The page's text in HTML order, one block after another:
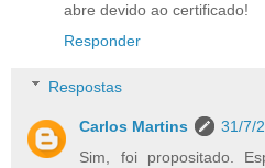
abre devido ao certificado!
Responder
Respostas
Carlos Martins
31/7/
Sim, foi propositado.